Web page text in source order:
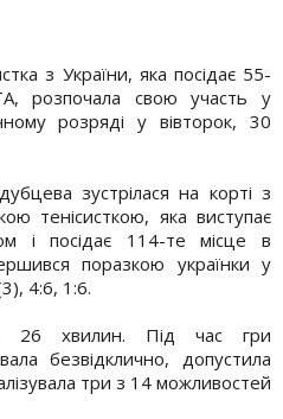
з України, яка посідає 55-
розпочала свою участь у
розряді у вівторок, 30
зустрілася на корті з
тенісисткою, яка виступає
і посідає 114-те місце в
поразкою українки у
4:6, 1:6.
26 хвилин. Під час гри
безвідклично, допустила
три з 14 можливостей